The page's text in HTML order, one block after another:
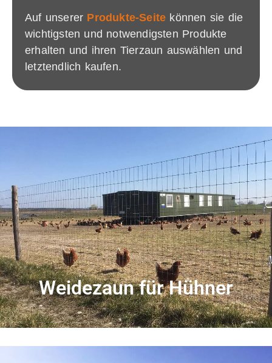
Auf unserer Produkte-Seite können sie die
wichtigsten und notwendigsten Produkte
erhalten und ihren Tierzaun auswählen und
letztendlich kaufen.
Weidezaun für Hühner